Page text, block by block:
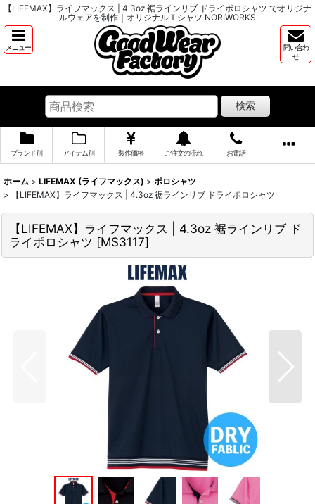
【LIFEMAX】ライフマックス | 4.3oz 裾ラインリブ ドライポロシャツ でオリジナ
ルウェアを制作｜オリジナルＴシャツ NORIWORKS
メニュー
問い合わ
せ
検索
ブランド別 アイテム別 製作価格 ご注文の流れ お電話
ホーム > LIFEMAX (ライフマックス) > ポロシャツ
>
【LIFEMAX】ライフマックス | 4.3oz 裾ラインリブ ドライポロシャツ
【LIFEMAX】ライフマックス | 4.3oz 裾ラインリブ ド
ライポロシャツ [MS3117]